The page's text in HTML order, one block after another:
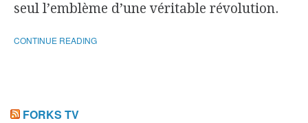
seul l’emblème d’une véritable révolution.
CONTINUE READING
FORKS TV